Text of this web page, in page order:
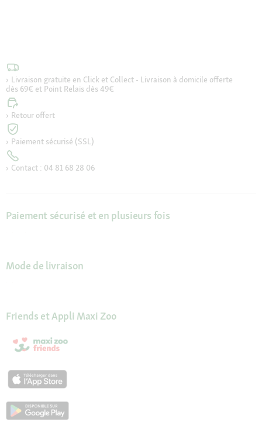
Livraison gratuite en Click et Collect - Livraison à domicile offerte
dès 69€ et Point Relais dès 49€
Retour offert
Paiement sécurisé (SSL)
Contact : 04 81 68 28 06
Paiement sécurisé et en plusieurs fois
Mode de livraison
Friends et Appli Maxi Zoo